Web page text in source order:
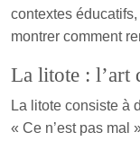
contextes
montrer comment
La litote : l’art
La litote consiste à
« Ce n’est pas mal